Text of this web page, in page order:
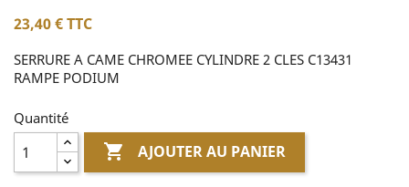
23,40 €TTC
SERRURE A CAME CHROMEE CYLINDRE 2 CLES C13431
RAMPE PODIUM
Quantité
 AJOUTER AU PANIER